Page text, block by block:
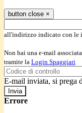
button close ×
all'indirizzo indicato con le
Non hai una e-mail
tramite la Login Spaggiari
E-mail inviata, si prega
Errore